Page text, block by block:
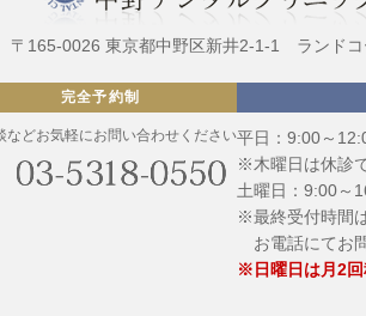
〒165-0026 東京都中野区新井2-1-1 ランド
完全予約制
などお気軽にお問い合わせください平日：9:00～
※木曜日は休診
土曜日：9:00～
※最終受付時間
お電話にてお
※日曜日は月2